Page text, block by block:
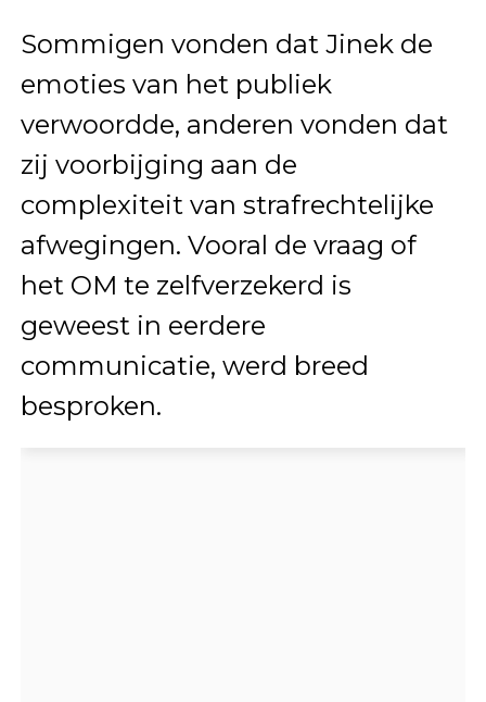
Sommigen vonden dat Jinek de
emoties van het publiek
verwoordde, anderen vonden dat
zij voorbijging aan de
complexiteit van strafrechtelijke
afwegingen. Vooral de vraag of
het OM te zelfverzekerd is
geweest in eerdere
communicatie, werd breed
besproken.